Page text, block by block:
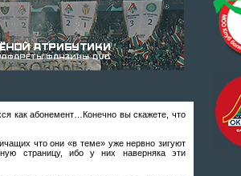
как абонемент…Конечно вы скажете, что
что они «в теме» уже нервно зигуют
страницу, ибо у них наверняка эти